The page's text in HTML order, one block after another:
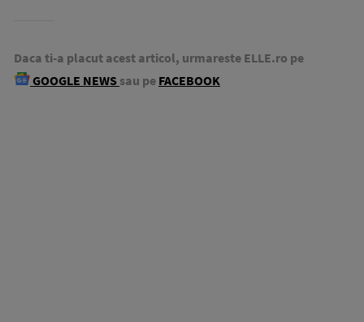
Daca ti-a placut acest articol, urmareste ELLE.ro pe
GOOGLE NEWS sau pe FACEBOOK